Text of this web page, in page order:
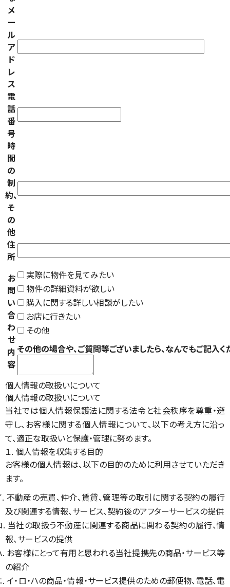
メ
ー
ル
ア
ド
レ
ス
電
話
番
号
時
間
の
制
約、
そ
の
他
住
所
お
問
い
合
わ
せ
内
容
実際に物件を見てみたい
物件の詳細資料が欲しい
購入に関する詳しい相談がしたい
お店に行きたい
その他
その他の場合や、ご質問等ございましたら、なんでもご記入く
個人情報の取扱いについて
個人情報の取扱いについて
当社では個人情報保護法に関する法令と社会秩序を尊重・遵
守し、お客様に関する個人情報について、以下の考え方に沿っ
て、適正な取扱いと保護・管理に努めます。
１. 個人情報を収集する目的
お客様の個人情報は、以下の目的のために利用させていただき
ます。
. 不動産の売買、仲介、賃貸、管理等の取引に関する契約の履行
及び関連する情報、サービス、契約後のアフターサービスの提供
. 当社の取扱う不動産に関連する商品に関わる契約の履行、情
報、サービスの提供
. お客様にとって有用と思われる当社提携先の商品・サービス等
の紹介
. イ・ロ・ハの商品・情報・サービス提供のための郵便物、電話、電